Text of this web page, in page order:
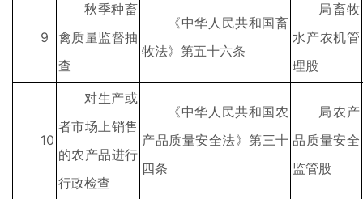
9
秋季种畜
禽质量监督抽
查
《中华人民共和国畜
牧法》第五十六条
局畜牧
水产农机管
理股
10
对生产或
者市场上销售
的农产品进行
行政检查
《中华人民共和国农
产品质量安全法》第三十
四条
局农产
品质量安全
监管股